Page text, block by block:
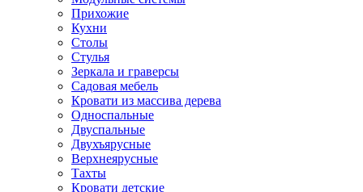
Прихожие
Кухни
Столы
Стулья
Зеркала и граверсы
Садовая мебель
Кровати из массива дерева
Односпальные
Двуспальные
Двухъярусные
Верхнеярусные
Тахты
Кровати детские